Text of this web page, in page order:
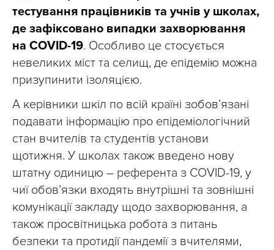
тестування працівників та учнів у школах,
де зафіксовано випадки захворювання
на COVID-19. Особливо це стосується
невеликих міст та селищ, де епідемію можна
призупинити ізоляцією.
А керівники шкіл по всій країні зобов’язані
подавати інформацію про епідеміологічний
стан вчителів та студентів установи
щотижня. У школах також введено нову
штатну одиницю – референта з COVID-19, у
чиї обов’язки входять внутрішні та зовнішні
комунікації закладу щодо захворювання, а
також просвітницька робота з питань
безпеки та протидії пандемії з вчителями,